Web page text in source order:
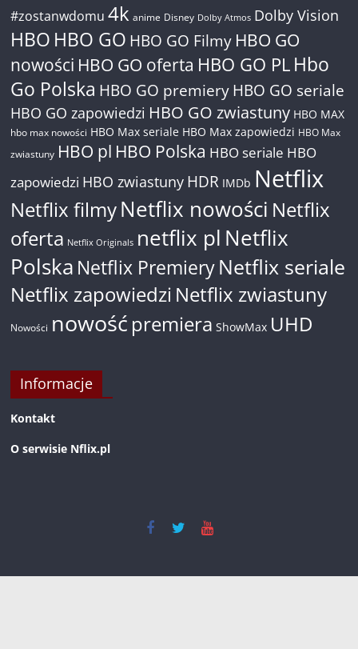
#zostanwdomu 4k anime Disney Dolby Atmos Dolby Vision
HBO HBO GO HBO GO Filmy HBO GO
nowości HBO GO oferta HBO GO PL Hbo
Go Polska HBO GO premiery HBO GO seriale
HBO GO zapowiedzi HBO GO zwiastuny HBO MAX
hbo max nowości HBO Max seriale HBO Max zapowiedzi HBO Max
zwiastuny HBO pl HBO Polska HBO seriale HBO
zapowiedzi HBO zwiastuny HDR IMDb Netflix
Netflix filmyNetflix nowości Netflix
oferta Netflix Originals netflix pl Netflix
Polska Netflix PremieryNetflix seriale
Netflix zapowiedzi Netflix zwiastuny
Nowości nowość premiera ShowMax UHD
Informacje
Kontakt
O serwisie Nflix.pl